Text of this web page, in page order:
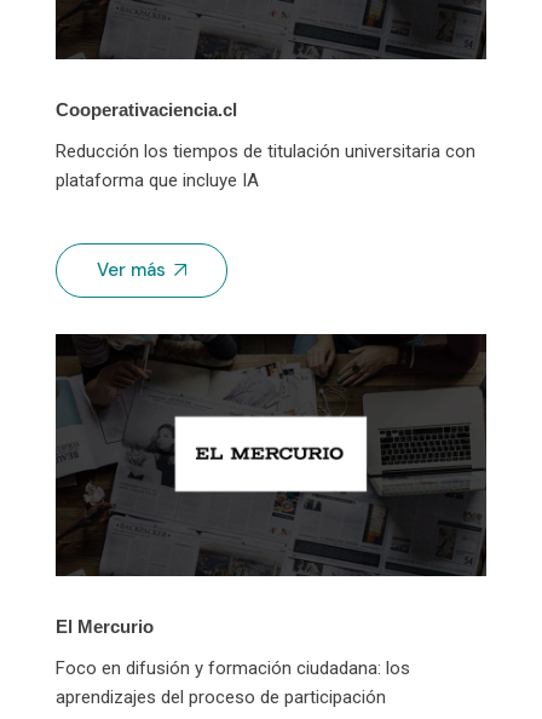
Cooperativaciencia.cl
Reducción los tiempos de titulación universitaria con
plataforma que incluye IA
Ver más
El Mercurio
Foco en difusión y formación ciudadana: los
aprendizajes del proceso de participación